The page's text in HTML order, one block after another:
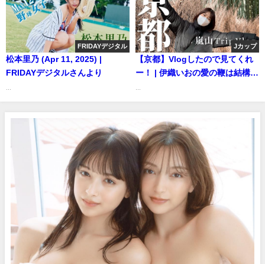
【メイキング】（2022年09月02
日） | ヤンジャンTV【集英社ヤ
ングジャンプ公式】さんより
FRIDAYデジタル
松本里乃 (Apr 11, 2025) |
FRIDAYデジタルさんより
Jカップ
【京都】Vlogしたので見てくれ
ー！ | 伊織いおの愛の鞭は結構イ